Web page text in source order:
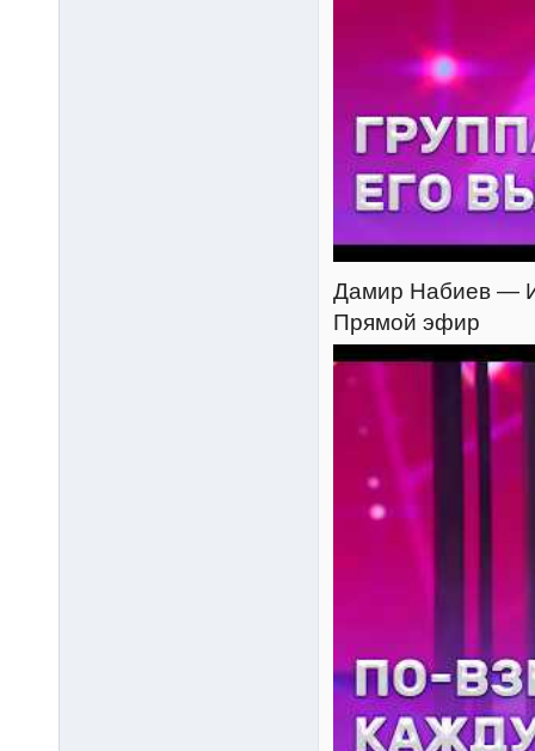
Дамир Набиев —
Прямой эфир